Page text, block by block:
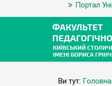
Портал
Ви тут: Головна